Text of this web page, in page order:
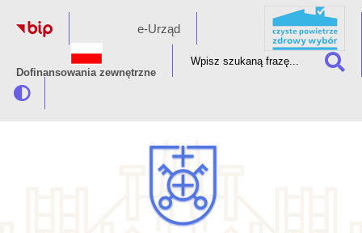
e-Urząd
Dofinansowania zewnętrzne